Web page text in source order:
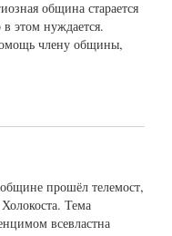
община старается
этом нуждается.
члену общины,
прошёл телемост,
Тема
всевластна